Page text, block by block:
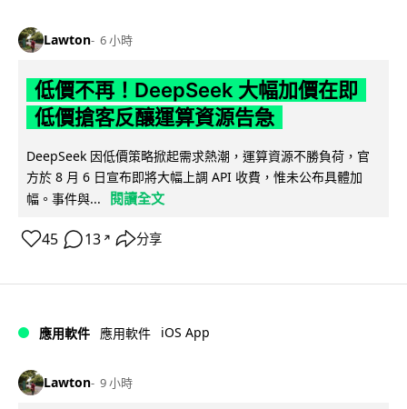
Lawton 6 小時
低價不再！DeepSeek 大幅加價在即
低價搶客反釀運算資源告急
DeepSeek 因低價策略掀起需求熱潮，運算資源不勝負荷，官
方於 8 月 6 日宣布即將大幅上調 API 收費，惟未公布具體加
幅。事件與...
閱讀全文
45 13 ↗ 分享
應用軟件 應用軟件 iOS App
Lawton 9 小時